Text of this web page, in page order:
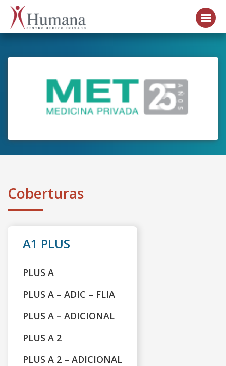
Coberturas
A1 PLUS
PLUS A
PLUS A – ADIC – FLIA
PLUS A – ADICIONAL
PLUS A 2
PLUS A 2 – ADICIONAL